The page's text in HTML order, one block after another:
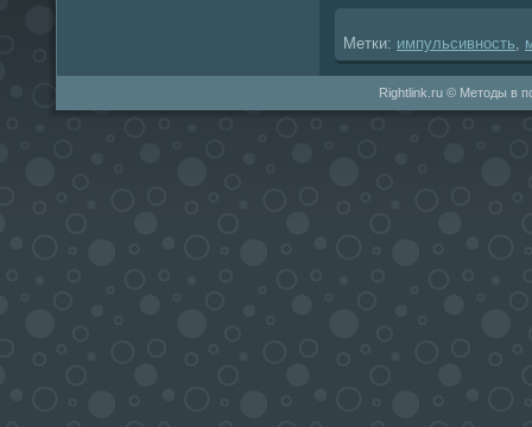
Метки: импульсивность
Rightlink.ru © Методы в